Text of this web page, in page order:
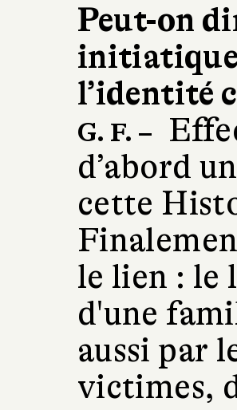
Peut-on
l’identité
G. F. –
d’abord
cette
le lien : le
d'une
aussi par
victimes,